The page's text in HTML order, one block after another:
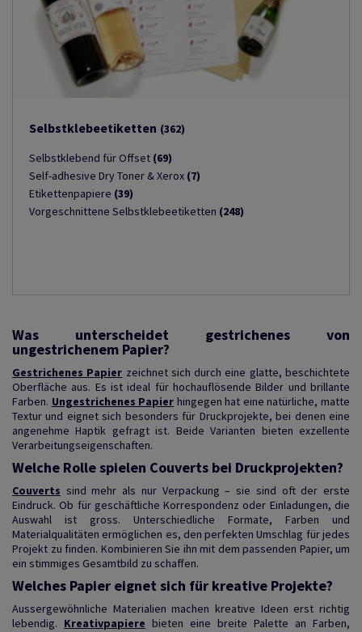
Selbstklebeetiketten (362)
Selbstklebend für Offset (69)
Self-adhesive Dry Toner & Xerox (7)
Etikettenpapiere (39)
Vorgeschnittene Selbstklebeetiketten (248)
Was unterscheidet gestrichenes von
ungestrichenem Papier?
Gestrichenes Papier zeichnet sich durch eine glatte, beschichtete
Oberfläche aus. Es ist ideal für hochauflösende Bilder und brillante
Farben. Ungestrichenes Papier hingegen hat eine natürliche, matte
Textur und eignet sich besonders für Druckprojekte, bei denen eine
angenehme Haptik gefragt ist. Beide Varianten bieten exzellente
Verarbeitungseigenschaften.
Welche Rolle spielen Couverts bei Druckprojekten?
Couverts sind mehr als nur Verpackung – sie sind oft der erste
Eindruck. Ob für geschäftliche Korrespondenz oder Einladungen, die
Auswahl ist gross. Unterschiedliche Formate, Farben und
Materialqualitäten ermöglichen es, den perfekten Umschlag für jedes
Projekt zu finden. Kombinieren Sie ihn mit dem passenden Papier, um
ein stimmiges Gesamtbild zu schaffen.
Welches Papier eignet sich für kreative Projekte?
Aussergewöhnliche Materialien machen kreative Ideen erst richtig
lebendig. Kreativpapiere bieten eine breite Palette an Farben,